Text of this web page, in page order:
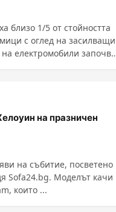
близо 1/5 от стойността
с оглед на засилващи
електромобили започва
на празничен
на събитие, посветено
Моделът качи
които ...